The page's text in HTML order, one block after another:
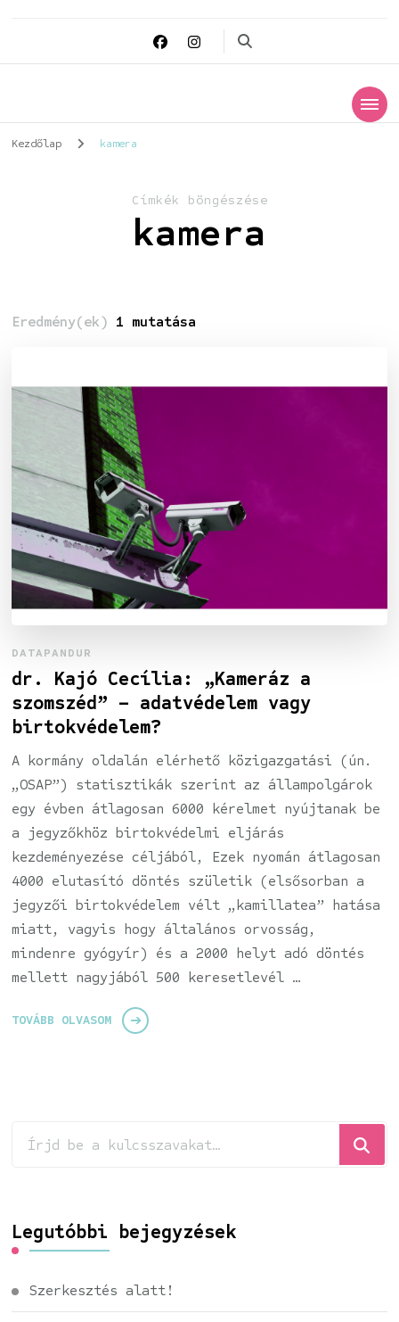
Datapandur
Kezdőlap kamera
Címkék böngészése
kamera
Eredmény(ek) 1 mutatása
DATAPANDUR
dr. Kajó Cecília: „Kameráz a
szomszéd” – adatvédelem vagy
birtokvédelem?
A kormány oldalán elérhető közigazgatási (ún.
„OSAP”) statisztikák szerint az állampolgárok
egy évben átlagosan 6000 kérelmet nyújtanak be
a jegyzőkhöz birtokvédelmi eljárás
kezdeményezése céljából, Ezek nyomán átlagosan
4000 elutasító döntés születik (elsősorban a
jegyzői birtokvédelem vélt „kamillatea” hatása
miatt, vagyis hogy általános orvosság,
mindenre gyógyír) és a 2000 helyt adó döntés
mellett nagyjából 500 keresetlevél …
TOVÁBB OLVASOM
Keresel
valamit?
Legutóbbi bejegyzések
Szerkesztés alatt!